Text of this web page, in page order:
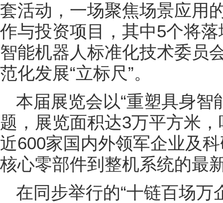
套活动，一场聚焦场景应用
作与投资项目，其中5个将
智能机器人标准化技术委员
范化发展“立标尺”。
本届展览会以“重塑具身智
题，展览面积达3万平方米
近600家国内外领军企业及
核心零部件到整机系统的最
在同步举行的“十链百场万